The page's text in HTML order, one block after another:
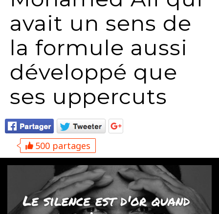
avait un sens de
la formule aussi
développé que
ses uppercuts
500 partages